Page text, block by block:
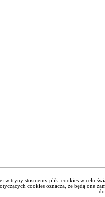
witryny stosujemy pliki cookies w celu
cookies oznacza, że będą one